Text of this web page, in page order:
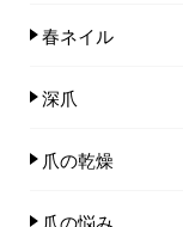
春ネイル
深爪
爪の乾燥
爪の悩み